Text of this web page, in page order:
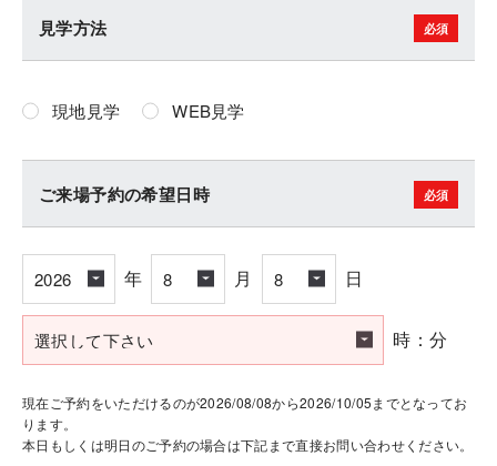
見学方法
現地見学 WEB見学
ご来場予約の希望日時
年 月 日
時：分
現在ご予約をいただけるのが2026/08/08から2026/10/05までとなってお
ります。
本日もしくは明日のご予約の場合は下記まで直接お問い合わせください。